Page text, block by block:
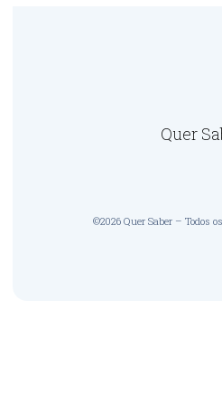
Quer
©2026 Quer Saber – Todos